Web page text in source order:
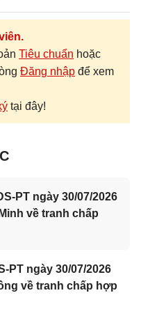
Tiêu chuẩn hoặc
Đăng nhập để xem
tại đây!
PT ngày 30/07/2026
về tranh chấp
PT ngày 30/07/2026
về tranh chấp hợp